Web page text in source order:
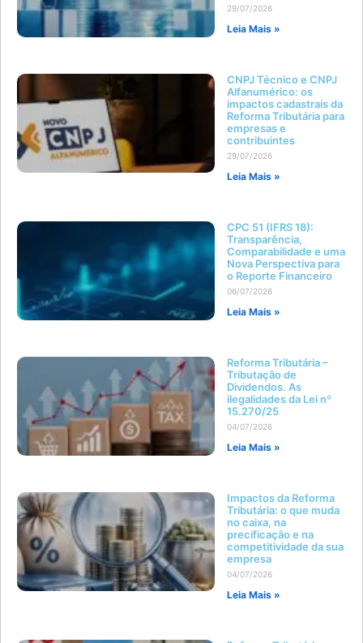
29/07/2026
Leia Mais »
CNPJ Técnico e CNPJ
Alfanumérico: os
impactos cadastrais da
Reforma Tributária para
empresas e
contribuintes
29/07/2026
Leia Mais »
CPC 51 (IFRS 18):
Transparência,
Comparabilidade e uma
Nova Perspectiva para
o Reporte Financeiro
06/07/2026
Leia Mais »
Reforma Tributária –
Tributação de
Dividendos. As
ilegalidades da Lei nº
15.270/25
04/07/2026
Leia Mais »
Impactos da Reforma
Tributária: o que muda
no caixa, na
precificação e na
competitividade da sua
empresa
04/07/2026
Leia Mais »